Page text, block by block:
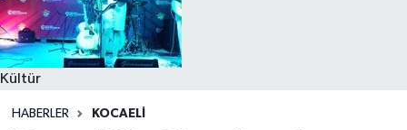
Kültür
HABERLER KOCAELI